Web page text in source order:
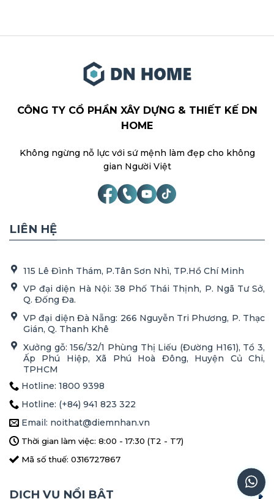
CÔNG TY CỔ PHẦN XÂY DỰNG & THIẾT KẾ DN
HOME
Không ngừng nỗ lực với sứ mệnh làm đẹp cho không
gian Người Việt
LIÊN HỆ
115 Lê Đình Thám, P.Tân Sơn Nhì, TP.Hồ Chí Minh
VP đại diện Hà Nội: 38 Phố Thái Thịnh, P. Ngã Tư Sở,
Q. Đống Đa.
VP đại diện Đà Nẵng: 266 Nguyễn Tri Phương, P. Thạc
Gián, Q. Thanh Khê
Xưởng gỗ: 156/32/1 Phùng Thị Liếu (Đường H161), Tổ 3,
Ấp Phú Hiệp, Xã Phú Hoà Đông, Huyện Củ Chi,
TPHCM
Hotline: 1800 9398
Hotline: (+84) 941 823 322
Email: noithat@diemnhan.vn
Thời gian làm việc: 8:00 - 17:30 (T2 - T7)
Mã số thuế: 0316727867
DỊCH VỤ NỔI BẬT